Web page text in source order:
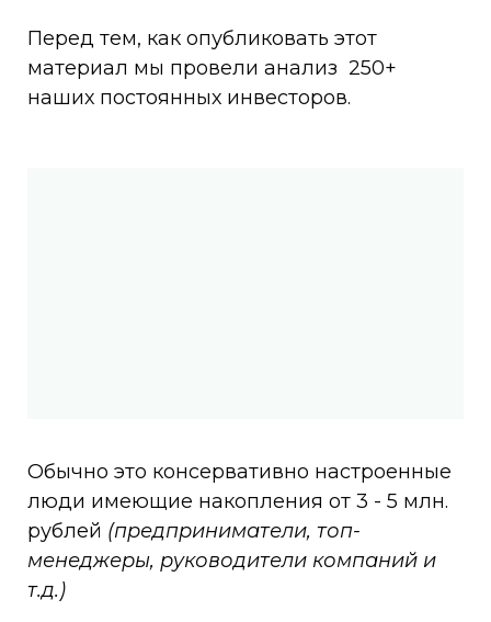
Перед тем, как опубликовать этот
материал мы провели анализ 250+
наших постоянных инвесторов.
Обычно это консервативно настроенные
люди имеющие накопления от 3 - 5 млн.
рублей (предприниматели, топ-
менеджеры, руководители компаний и
т.д.)